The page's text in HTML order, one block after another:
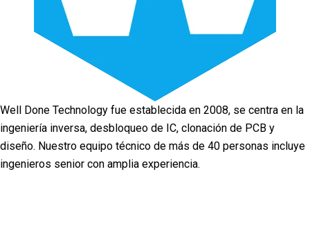
Well Done Technology fue establecida en 2008, se centra en la
ingeniería inversa, desbloqueo de IC, clonación de PCB y
diseño. Nuestro equipo técnico de más de 40 personas incluye
ingenieros senior con amplia experiencia.